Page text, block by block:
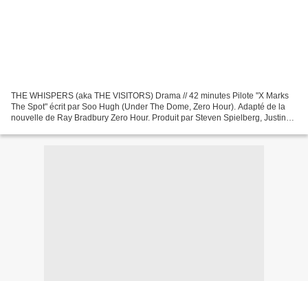
THE WHISPERS (aka THE VISITORS) Drama // 42 minutes Pilote "X Marks
The Spot" écrit par Soo Hugh (Under The Dome, Zero Hour). Adapté de la
nouvelle de Ray Bradbury Zero Hour. Produit par Steven Spielberg, Justin